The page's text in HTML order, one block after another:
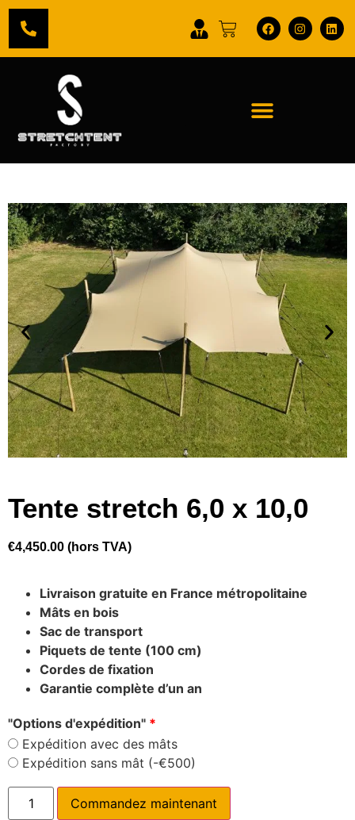
Tente stretch 6,0 x 10,0
€4,450.00 (hors TVA)
Livraison gratuite en France métropolitaine
Mâts en bois
Sac de transport
Piquets de tente (100 cm)
Cordes de fixation
Garantie complète d’un an
"Options d'expédition" *
Expédition avec des mâts
Expédition sans mât (-€500)
Commandez maintenant